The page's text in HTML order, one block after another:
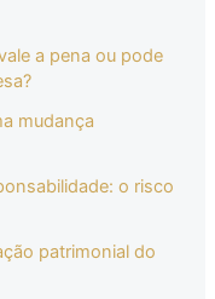
a pena ou pode
mudança
o risco
patrimonial do